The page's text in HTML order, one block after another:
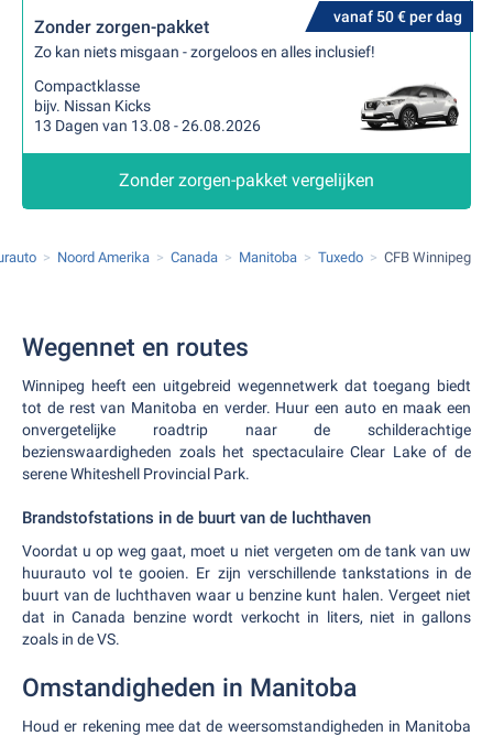
vanaf 50 € per dag
Zonder zorgen-pakket
Zo kan niets misgaan - zorgeloos en alles inclusief!
Compactklasse
bijv. Nissan Kicks
13 Dagen van 13.08 - 26.08.2026
Zonder zorgen-pakket vergelijken
Noord Amerika Canada Manitoba Tuxedo CFB Winnipeg
Wegennet en routes
Winnipeg heeft een uitgebreid wegennetwerk dat toegang biedt
tot de rest van Manitoba en verder. Huur een auto en maak een
onvergetelijke roadtrip naar de schilderachtige
bezienswaardigheden zoals het spectaculaire Clear Lake of de
serene Whiteshell Provincial Park.
Brandstofstations in de buurt van de luchthaven
Voordat u op weg gaat, moet u niet vergeten om de tank van uw
huurauto vol te gooien. Er zijn verschillende tankstations in de
buurt van de luchthaven waar u benzine kunt halen. Vergeet niet
dat in Canada benzine wordt verkocht in liters, niet in gallons
zoals in de VS.
Omstandigheden in Manitoba
Houd er rekening mee dat de weersomstandigheden in Manitoba